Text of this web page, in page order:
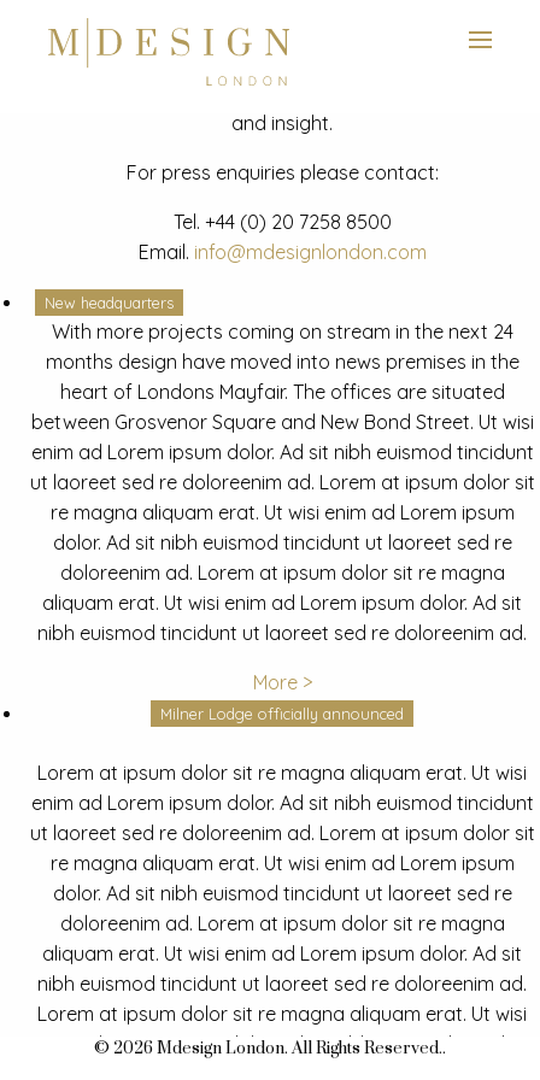
News
Latest mdesign development project and advisory news
and insight.
For press enquiries please contact:
Tel. +44 (0) 20 7258 8500
Email. info@mdesignlondon.com
New headquarters
With more projects coming on stream in the next 24
months design have moved into news premises in the
heart of Londons Mayfair. The offices are situated
between Grosvenor Square and New Bond Street. Ut wisi
enim ad Lorem ipsum dolor. Ad sit nibh euismod tincidunt
ut laoreet sed re doloreenim ad. Lorem at ipsum dolor sit
re magna aliquam erat. Ut wisi enim ad Lorem ipsum
dolor. Ad sit nibh euismod tincidunt ut laoreet sed re
doloreenim ad. Lorem at ipsum dolor sit re magna
aliquam erat. Ut wisi enim ad Lorem ipsum dolor. Ad sit
nibh euismod tincidunt ut laoreet sed re doloreenim ad.
More >
Milner Lodge officially announced
Lorem at ipsum dolor sit re magna aliquam erat. Ut wisi
enim ad Lorem ipsum dolor. Ad sit nibh euismod tincidunt
ut laoreet sed re doloreenim ad. Lorem at ipsum dolor sit
re magna aliquam erat. Ut wisi enim ad Lorem ipsum
dolor. Ad sit nibh euismod tincidunt ut laoreet sed re
doloreenim ad. Lorem at ipsum dolor sit re magna
aliquam erat. Ut wisi enim ad Lorem ipsum dolor. Ad sit
nibh euismod tincidunt ut laoreet sed re doloreenim ad.
Lorem at ipsum dolor sit re magna aliquam erat. Ut wisi
enim ad Lorem ipsum dolor. Ad sit nibh euismod tincidunt
© 2026 Mdesign London. All Rights Reserved..